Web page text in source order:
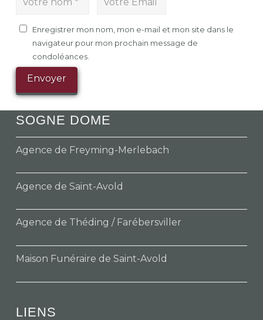
Enregistrer mon nom, mon e-mail et mon site dans le
navigateur pour mon prochain message de
condoléances.
SOGNE DOME
Agence de Freyming-Merlebach
Agence de Saint-Avold
Agence de Théding / Farébersviller
Maison Funéraire de Saint-Avold
LIENS